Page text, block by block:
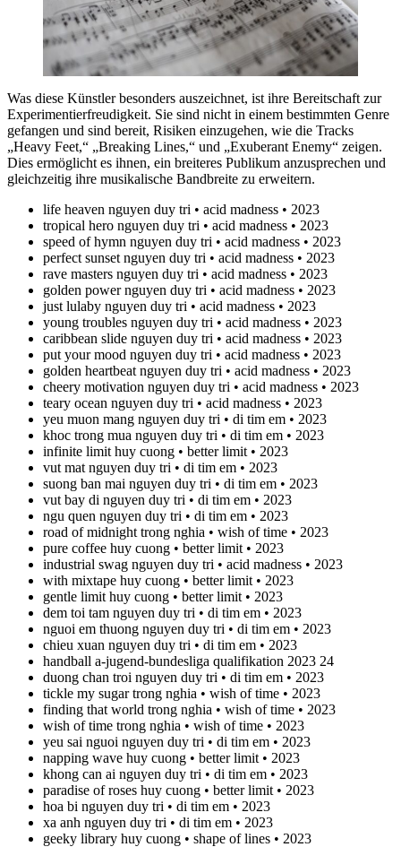
Was diese Künstler besonders auszeichnet, ist ihre Bereitschaft zur
Experimentierfreudigkeit. Sie sind nicht in einem bestimmten Genre
gefangen und sind bereit, Risiken einzugehen, wie die Tracks
„Heavy Feet,“ „Breaking Lines,“ und „Exuberant Enemy“ zeigen.
Dies ermöglicht es ihnen, ein breiteres Publikum anzusprechen und
gleichzeitig ihre musikalische Bandbreite zu erweitern.
life heaven nguyen duy tri • acid madness • 2023
tropical hero nguyen duy tri • acid madness • 2023
speed of hymn nguyen duy tri • acid madness • 2023
perfect sunset nguyen duy tri • acid madness • 2023
rave masters nguyen duy tri • acid madness • 2023
golden power nguyen duy tri • acid madness • 2023
just lulaby nguyen duy tri • acid madness • 2023
young troubles nguyen duy tri • acid madness • 2023
caribbean slide nguyen duy tri • acid madness • 2023
put your mood nguyen duy tri • acid madness • 2023
golden heartbeat nguyen duy tri • acid madness • 2023
cheery motivation nguyen duy tri • acid madness • 2023
teary ocean nguyen duy tri • acid madness • 2023
yeu muon mang nguyen duy tri • di tim em • 2023
khoc trong mua nguyen duy tri • di tim em • 2023
infinite limit huy cuong • better limit • 2023
vut mat nguyen duy tri • di tim em • 2023
suong ban mai nguyen duy tri • di tim em • 2023
vut bay di nguyen duy tri • di tim em • 2023
ngu quen nguyen duy tri • di tim em • 2023
road of midnight trong nghia • wish of time • 2023
pure coffee huy cuong • better limit • 2023
industrial swag nguyen duy tri • acid madness • 2023
with mixtape huy cuong • better limit • 2023
gentle limit huy cuong • better limit • 2023
dem toi tam nguyen duy tri • di tim em • 2023
nguoi em thuong nguyen duy tri • di tim em • 2023
chieu xuan nguyen duy tri • di tim em • 2023
handball a-jugend-bundesliga qualifikation 2023 24
duong chan troi nguyen duy tri • di tim em • 2023
tickle my sugar trong nghia • wish of time • 2023
finding that world trong nghia • wish of time • 2023
wish of time trong nghia • wish of time • 2023
yeu sai nguoi nguyen duy tri • di tim em • 2023
napping wave huy cuong • better limit • 2023
khong can ai nguyen duy tri • di tim em • 2023
paradise of roses huy cuong • better limit • 2023
hoa bi nguyen duy tri • di tim em • 2023
xa anh nguyen duy tri • di tim em • 2023
geeky library huy cuong • shape of lines • 2023